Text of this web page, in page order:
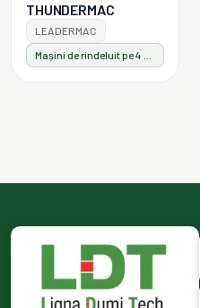
THUNDERMAC
LEADERMAC